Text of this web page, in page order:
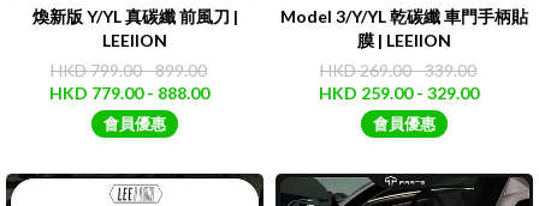
煥新版 Y/YL 真碳纖 前風刀 |
LEEIION
HKD 799.00 - 899.00
HKD 779.00 - 888.00
會員優惠
Model 3/Y/YL 乾碳纖 車門手柄貼
膜 | LEEIION
HKD 269.00 - 339.00
HKD 259.00 - 329.00
會員優惠